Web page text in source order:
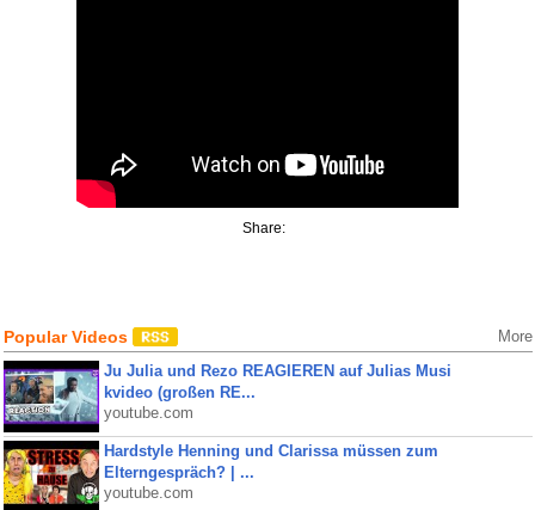
Share:
Popular Videos More
Ju Julia und Rezo REAGIEREN auf Julias Musi
kvideo (großen RE...
youtube.com
Hardstyle Henning und Clarissa müssen zum
Elterngespräch? | ...
youtube.com